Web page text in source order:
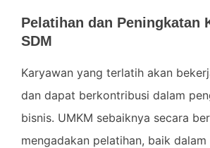
Pelatihan dan Peningkatan
SDM
Karyawan yang terlatih akan
dan dapat berkontribusi dalam
bisnis. UMKM sebaiknya secara
mengadakan pelatihan, baik dalam